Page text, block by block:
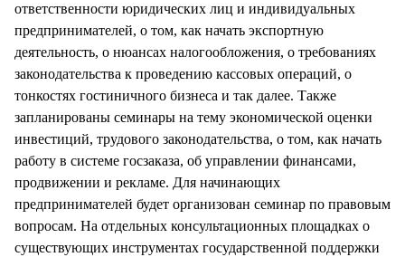
ответственности юридических лиц и индивидуальных
предпринимателей, о том, как начать экспортную
деятельность, о нюансах налогообложения, о требованиях
законодательства к проведению кассовых операций, о
тонкостях гостиничного бизнеса и так далее. Также
запланированы семинары на тему экономической оценки
инвестиций, трудового законодательства, о том, как начать
работу в системе госзаказа, об управлении финансами,
продвижении и рекламе. Для начинающих
предпринимателей будет организован семинар по правовым
вопросам. На отдельных консультационных площадках о
существующих инструментах государственной поддержки